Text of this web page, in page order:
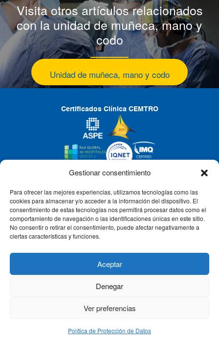
Gestionar consentimiento
Para ofrecer las mejores experiencias, utilizamos tecnologías como las
cookies para almacenar y/o acceder a la información del dispositivo. El
consentimiento de estas tecnologías nos permitirá procesar datos como el
comportamiento de navegación o las identificaciones únicas en este sitio.
No consentir o retirar el consentimiento, puede afectar negativamente a
ciertas características y funciones.
Aceptar
Denegar
Ver preferencias
Política de Protección de Datos
Visita otros artículos relacionados
con la unidad de muñeca, mano y
codo
Unidad de muñeca, mano y codo
Certificados Clínica CEMTRO
CLÍNICA CEMTRO
QUIÉNES SOMOS